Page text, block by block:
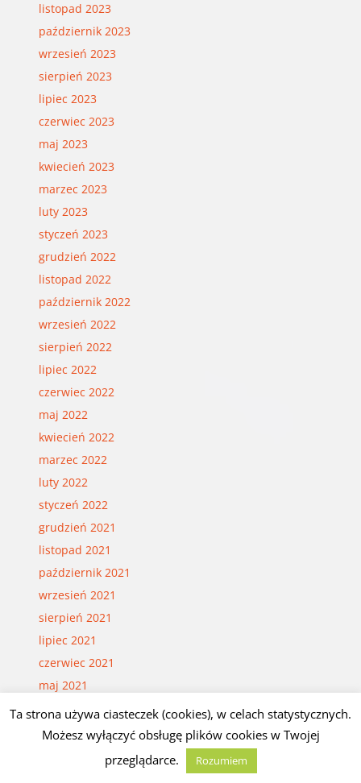
listopad 2023
październik 2023
wrzesień 2023
sierpień 2023
lipiec 2023
czerwiec 2023
maj 2023
kwiecień 2023
marzec 2023
luty 2023
styczeń 2023
grudzień 2022
listopad 2022
październik 2022
wrzesień 2022
sierpień 2022
lipiec 2022
czerwiec 2022
maj 2022
kwiecień 2022
marzec 2022
luty 2022
styczeń 2022
grudzień 2021
listopad 2021
październik 2021
wrzesień 2021
sierpień 2021
lipiec 2021
czerwiec 2021
maj 2021
kwiecień 2021
marzec 2021
Ta strona używa ciasteczek (cookies), w celach statystycznych.
Możesz wyłączyć obsługę plików cookies w Twojej
przeglądarce.
Rozumiem